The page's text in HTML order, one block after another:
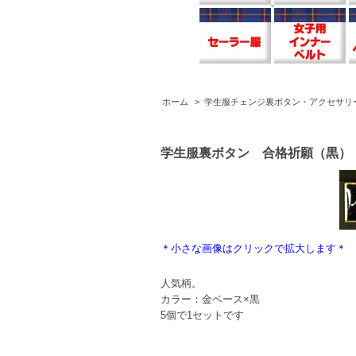
ホーム > 学生服チェンジ裏ボタン・アクセサリ
学生服裏ボタン 合格祈願（黒）
＊小さな画像はクリックで拡大します＊
人気柄。
カラー：金ベース×黒
5個で1セットです